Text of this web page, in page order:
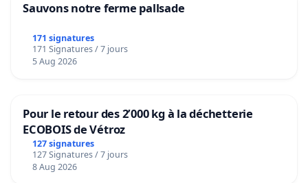
Sauvons notre ferme pallsade
171 signatures
171 Signatures / 7 jours
5 Aug 2026
Pour le retour des 2’000 kg à la déchetterie
ECOBOIS de Vétroz
127 signatures
127 Signatures / 7 jours
8 Aug 2026